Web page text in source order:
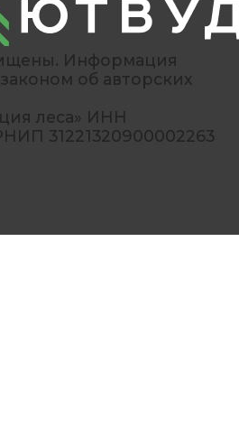
Информация
об авторских
леса» ИНН
31221320900002263